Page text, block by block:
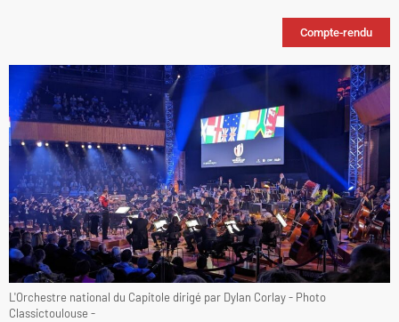
Compte-rendu
L'Orchestre national du Capitole dirigé par Dylan Corlay - Photo
Classictoulouse -